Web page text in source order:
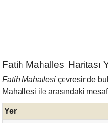
Fatih Mahallesi Haritası
Fatih Mahallesi çevresinde
Mahallesi ile arasındaki
Yer